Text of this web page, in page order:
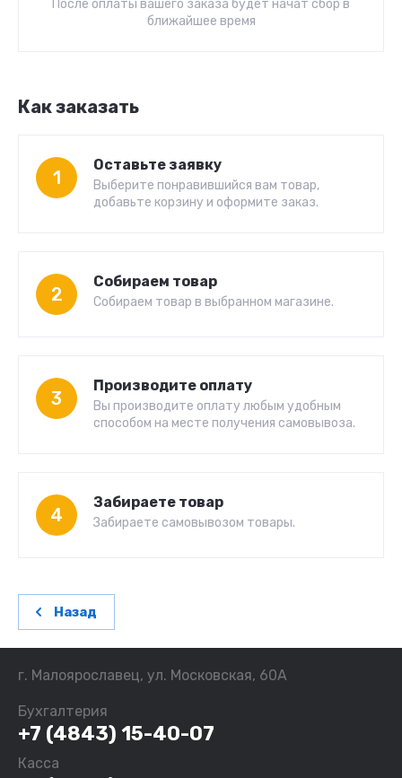
После оплаты вашего заказа будет начат сбор в
ближайшее время
Как заказать
1
Оставьте заявку
Выберите понравившийся вам товар,
добавьте корзину и оформите заказ.
2
Собираем товар
Собираем товар в выбранном магазине.
3
Производите оплату
Вы производите оплату любым удобным
способом на месте получения самовывоза.
4
Забираете товар
Забираете самовывозом товары.
Назад
г. Малоярославец, ул. Московская, 60А
Бухгалтерия
+7 (4843) 15-40-07
Касса